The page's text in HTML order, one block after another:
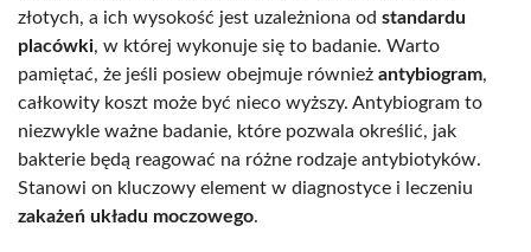
złotych, a ich wysokość jest uzależniona od standardu
placówki, w której wykonuje się to badanie. Warto
pamiętać, że jeśli posiew obejmuje również antybiogram,
całkowity koszt może być nieco wyższy. Antybiogram to
niezwykle ważne badanie, które pozwala określić, jak
bakterie będą reagować na różne rodzaje antybiotyków.
Stanowi on kluczowy element w diagnostyce i leczeniu
zakażeń układu moczowego.